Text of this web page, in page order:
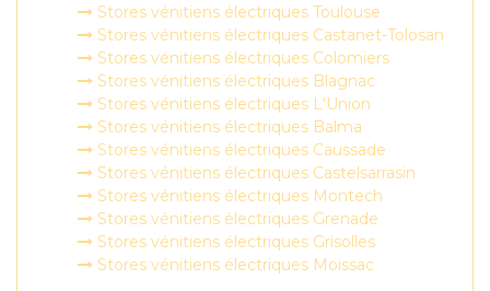
Stores vénitiens électriques Toulouse
Stores vénitiens électriques Castanet-Tolosan
Stores vénitiens électriques Colomiers
Stores vénitiens électriques Blagnac
Stores vénitiens électriques L'Union
Stores vénitiens électriques Balma
Stores vénitiens électriques Caussade
Stores vénitiens électriques Castelsarrasin
Stores vénitiens électriques Montech
Stores vénitiens électriques Grenade
Stores vénitiens électriques Grisolles
Stores vénitiens électriques Moissac